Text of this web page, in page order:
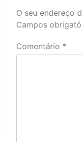
O seu endereço
Campos
Comentário *